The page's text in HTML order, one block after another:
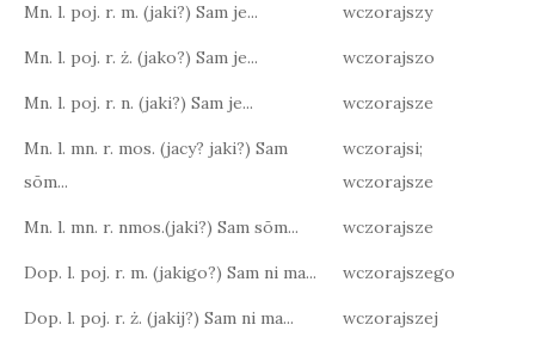
Mn. l. poj. r. m. (jaki?) Sam je... wczorajszy
Mn. l. poj. r. ż. (jako?) Sam je... wczorajszo
Mn. l. poj. r. n. (jaki?) Sam je... wczorajsze
Mn. l. mn. r. mos. (jacy? jaki?) Sam
sōm...
wczorajsi;
wczorajsze
Mn. l. mn. r. nmos.(jaki?) Sam sōm... wczorajsze
Dop. l. poj. r. m. (jakigo?) Sam ni ma... wczorajszego
Dop. l. poj. r. ż. (jakij?) Sam ni ma... wczorajszej